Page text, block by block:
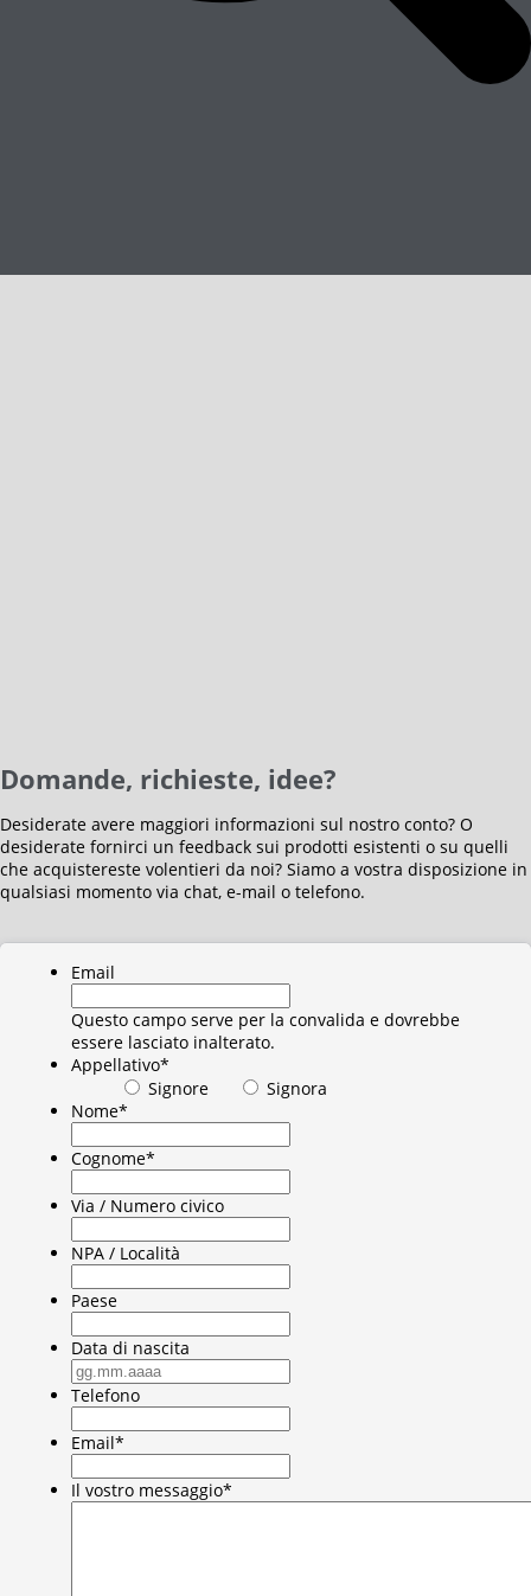
Domande, richieste, idee?
Desiderate avere maggiori informazioni sul nostro conto? O
desiderate fornirci un feedback sui prodotti esistenti o su quelli
che acquistereste volentieri da noi? Siamo a vostra disposizione in
qualsiasi momento via chat, e-mail o telefono.
Email
Questo campo serve per la convalida e dovrebbe
essere lasciato inalterato.
Appellativo*
Signore
Signora
Nome*
Cognome*
Via / Numero civico
NPA / Località
Paese
Data di nascita
MM
punto
AAAA
Telefono
Email*
Il vostro messaggio*